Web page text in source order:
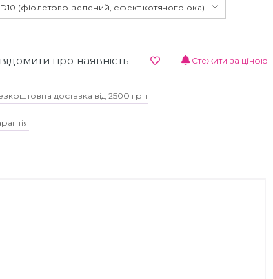
(фіолетово-зелений, ефект котячого ока)
про наявність Стежити за ціною
доставка від 2500 грн